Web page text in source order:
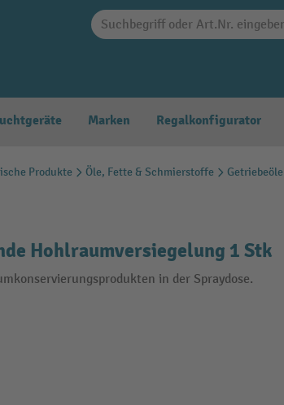
Marken Regalkonfigurator
Produkte Öle, Fette & Schmierstoffe Getriebeöle
Hohlraumversiegelung 1 Stk
in der Spraydose.